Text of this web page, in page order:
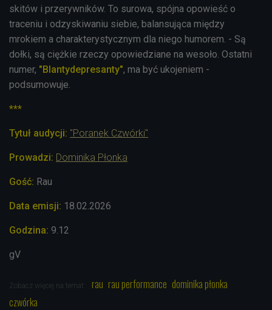
skitów i przerywników. To surowa, spójna opowieść o
traceniu i odzyskiwaniu siebie, balansująca między
mrokiem a charakterystycznym dla niego humorem. - Są
dołki, są ciężkie rzeczy opowiedziane na wesoło. Ostatni
numer, "Blantydepresanty", ma być ukojeniem -
podsumowuje.
***
Tytuł audycji: "Poranek Czwórki"
Prowadzi: Dominika Płonka
Gość: Rau
Data emisji: 18.02.2026
Godzina: 9.12
gV
Zobacz więcej na temat: rau rau performance dominika płonka
czwórka